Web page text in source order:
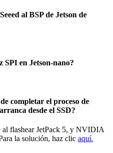
al BSP de Jetson de
en Jetson-nano?
completar el proceso de
desde el SSD?
al flashear JetPack 5, y NVIDIA
la solución, haz clic aquí.